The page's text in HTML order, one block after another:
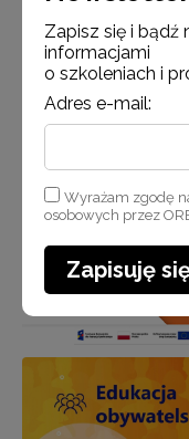
Zapisz się i bądź
informacjami
o szkoleniach i
Adres e-mail:
Wyrażam zgodę
osobowych przez
Zapisuję